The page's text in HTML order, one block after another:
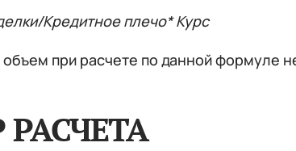
Кредитное плечо* Курс
при расчете по данной формуле